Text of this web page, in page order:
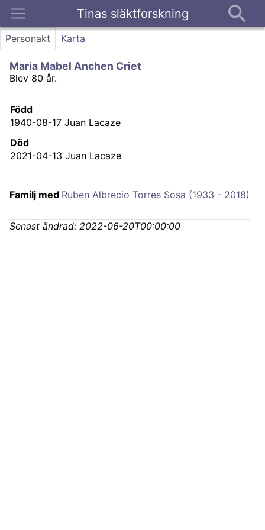
Tinas släktforskning
Kontakt
Personakt Karta
Maria Mabel Anchen Criet
Blev 80 år.
Född
1940-08-17 Juan Lacaze
Död
2021-04-13 Juan Lacaze
Familj med Ruben Albrecio Torres Sosa (1933 - 2018)
Senast ändrad: 2022-06-20T00:00:00